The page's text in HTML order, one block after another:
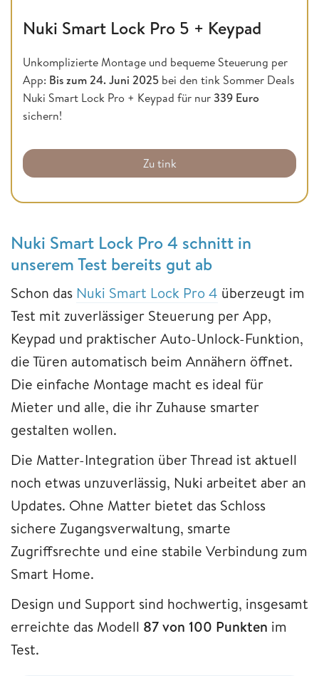
Nuki Smart Lock Pro 5 + Keypad
Unkomplizierte Montage und bequeme Steuerung per
App: Bis zum24. Juni 2025 bei den tink Sommer Deals
Nuki Smart Lock Pro + Keypad für nur 339 Euro
sichern!
Zu tink
Nuki Smart Lock Pro 4 schnitt in
unserem Test bereits gut ab
Schon das Nuki Smart Lock Pro 4 überzeugt im
Test mit zuverlässiger Steuerung per App,
Keypad und praktischer Auto-Unlock-Funktion,
die Türen automatisch beim Annähern öffnet.
Die einfache Montage macht es ideal für
Mieter und alle, die ihr Zuhause smarter
gestalten wollen.
Die Matter-Integration über Thread ist aktuell
noch etwas unzuverlässig, Nuki arbeitet aber an
Updates. Ohne Matter bietet das Schloss
sichere Zugangsverwaltung, smarte
Zugriffsrechte und eine stabile Verbindung zum
Smart Home.
Design und Support sind hochwertig, insgesamt
erreichte das Modell 87 von 100 Punkten im
Test.